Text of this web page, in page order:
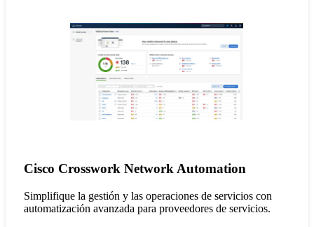
Cisco Crosswork Network Automation
Simplifique la gestión y las operaciones de servicios con
automatización avanzada para proveedores de servicios.